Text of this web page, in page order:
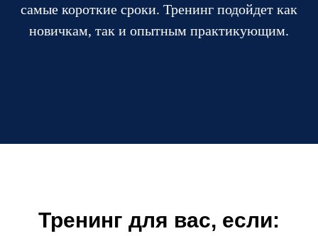
самые короткие сроки. Тренинг подойдет как
новичкам, так и опытным практикующим.
Тренинг для вас, если: